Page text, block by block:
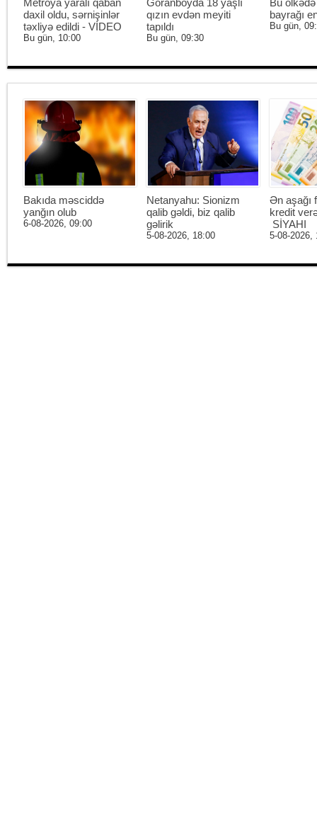
Metroya yaralı qaban
daxil oldu, sərnişinlər
təxliyə edildi - VİDEO
Bu gün, 10:00
Goranboyda 18 yaşlı
qızın evdən meyiti
tapıldı
Bu gün, 09:30
Bu
bayrağı
Bu gün,
Bakıda məsciddə
yanğın olub
6-08-2026, 09:00
Netanyahu: Sionizm
qalib gəldi, biz qalib
gəlirik
5-08-2026, 18:00
Ən aşağı
kredit
SİYAHI
5-08-2026,